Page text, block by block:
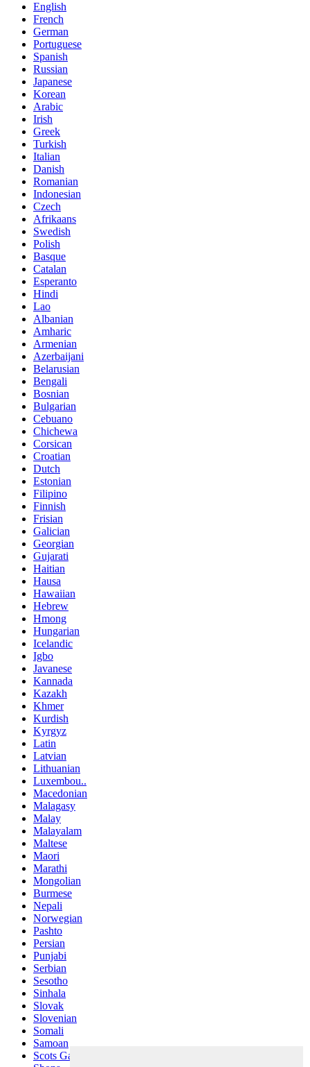
English
French
German
Portuguese
Spanish
Russian
Japanese
Korean
Arabic
Irish
Greek
Turkish
Italian
Danish
Romanian
Indonesian
Czech
Afrikaans
Swedish
Polish
Basque
Catalan
Esperanto
Hindi
Lao
Albanian
Amharic
Armenian
Azerbaijani
Belarusian
Bengali
Bosnian
Bulgarian
Cebuano
Chichewa
Corsican
Croatian
Dutch
Estonian
Filipino
Finnish
Frisian
Galician
Georgian
Gujarati
Haitian
Hausa
Hawaiian
Hebrew
Hmong
Hungarian
Icelandic
Igbo
Javanese
Kannada
Kazakh
Khmer
Kurdish
Kyrgyz
Latin
Latvian
Lithuanian
Luxembou..
Macedonian
Malagasy
Malay
Malayalam
Maltese
Maori
Marathi
Mongolian
Burmese
Nepali
Norwegian
Pashto
Persian
Punjabi
Serbian
Sesotho
Sinhala
Slovak
Slovenian
Somali
Samoan
Scots Gaelic